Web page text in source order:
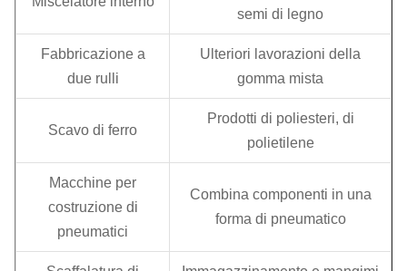
semi di legno
Fabbricazione a
due rulli
Ulteriori lavorazioni della
gomma mista
Scavo di ferro
Prodotti di poliesteri, di
polietilene
Macchine per
costruzione di
pneumatici
Combina componenti in una
forma di pneumatico